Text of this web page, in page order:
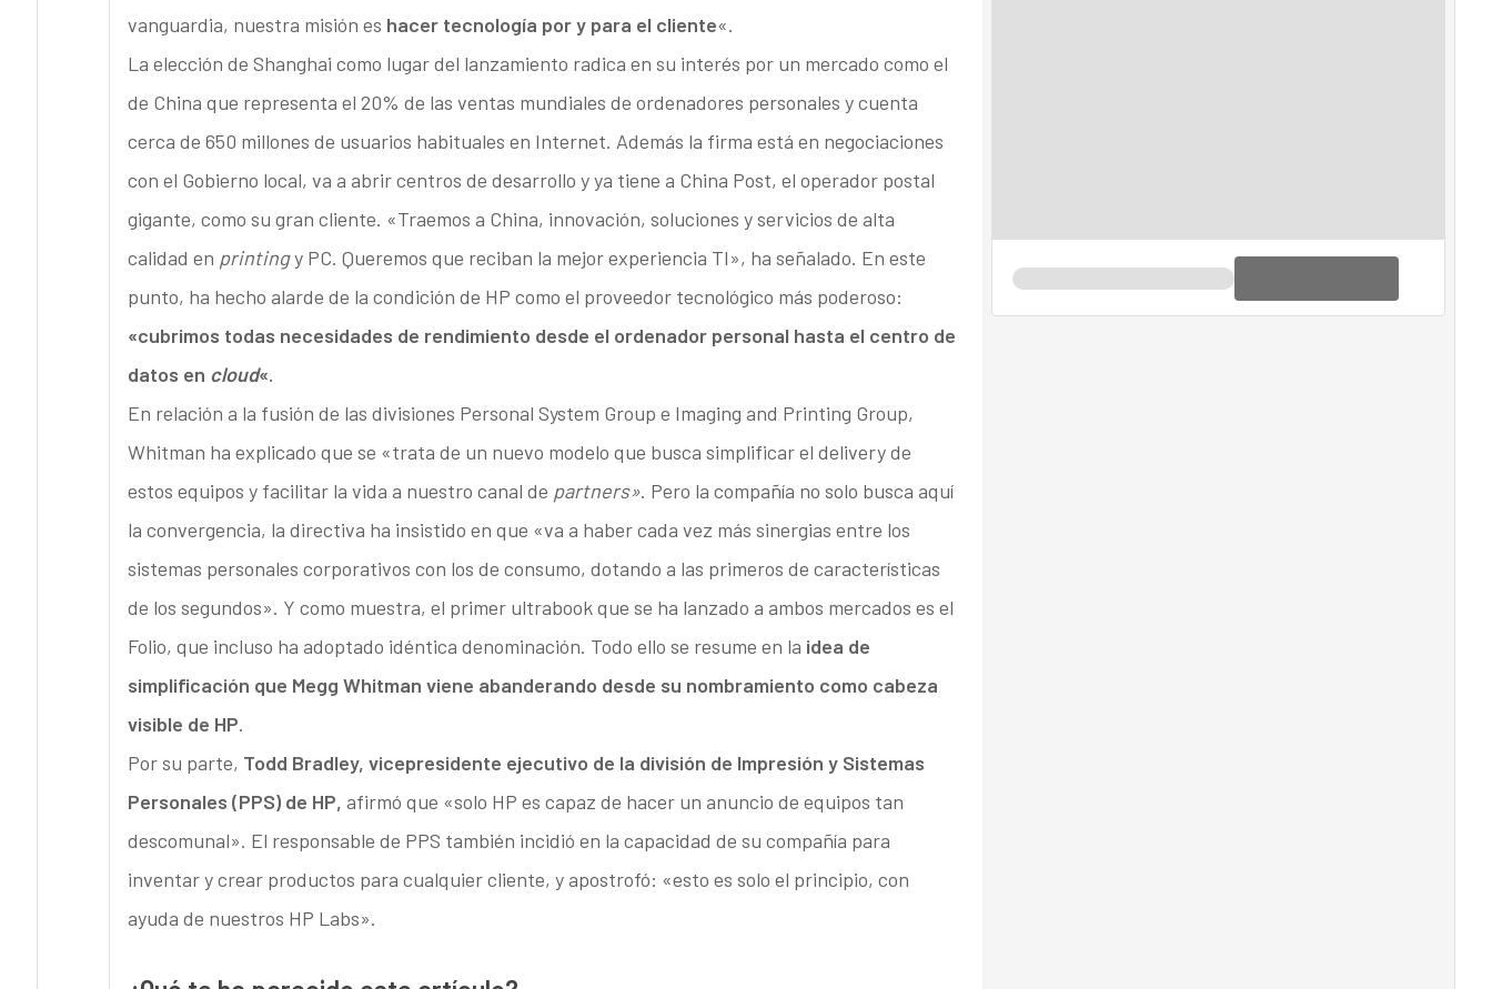
vanguardia, nuestra misión es hacer tecnología por y para el cliente«.
La elección de Shanghai como lugar del lanzamiento radica en su interés por un mercado como el
de China que representa el 20% de las ventas mundiales de ordenadores personales y cuenta
cerca de 650 millones de usuarios habituales en Internet. Además la firma está en negociaciones
con el Gobierno local, va a abrir centros de desarrollo y ya tiene a China Post, el operador postal
gigante, como su gran cliente. «Traemos a China, innovación, soluciones y servicios de alta
calidad en printingy PC. Queremos que reciban la mejor experiencia TI», ha señalado. En este
punto, ha hecho alarde de la condición de HP como el proveedor tecnológico más poderoso:
«cubrimos todas necesidades de rendimiento desde el ordenador personal hasta el centro de
datos en cloud«.
En relación a la fusión de las divisiones Personal System Group e Imaging and Printing Group,
Whitman ha explicado que se «trata de un nuevo modelo que busca simplificar el delivery de
estos equipos y facilitar la vida a nuestro canal de partners». Pero la compañía no solo busca aquí
la convergencia, la directiva ha insistido en que «va a haber cada vez más sinergias entre los
sistemas personales corporativos con los de consumo, dotando a las primeros de características
de los segundos». Y como muestra, el primer ultrabook que se ha lanzado a ambos mercados es el
Folio, que incluso ha adoptado idéntica denominación. Todo ello se resume en la idea de
simplificación que Megg Whitman viene abanderando desde su nombramiento como cabeza
visible de HP.
Por su parte, Todd Bradley, vicepresidente ejecutivo de la división de Impresión y Sistemas
Personales (PPS) de HP, afirmó que «solo HP es capaz de hacer un anuncio de equipos tan
descomunal». El responsable de PPS también incidió en la capacidad de su compañía para
inventar y crear productos para cualquier cliente, y apostrofó: «esto es solo el principio, con
ayuda de nuestros HP Labs».